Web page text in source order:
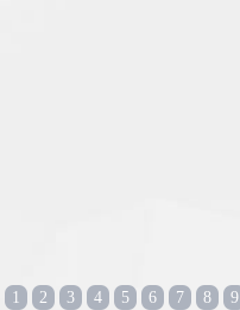
1 2 3 4 5 6 7 8 9